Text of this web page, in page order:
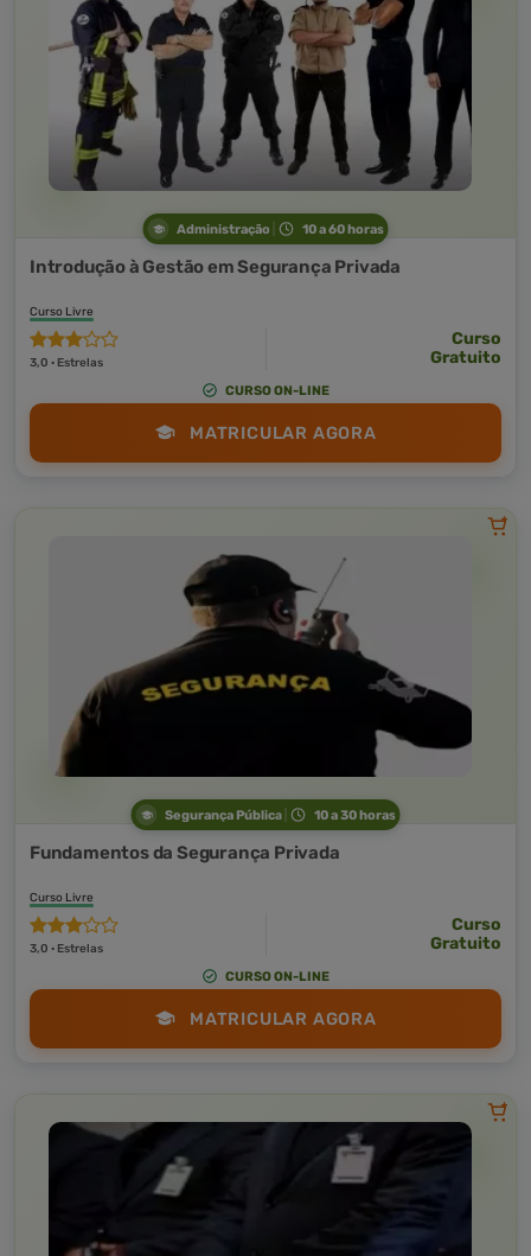
Administração 10 a 60 horas
Introdução à Gestão em Segurança Privada
Curso Livre
3,0 · Estrelas
Curso
Gratuito
CURSO ON-LINE
MATRICULAR AGORA
Segurança Pública 10 a 30 horas
Fundamentos da Segurança Privada
Curso Livre
3,0 · Estrelas
Curso
Gratuito
CURSO ON-LINE
MATRICULAR AGORA